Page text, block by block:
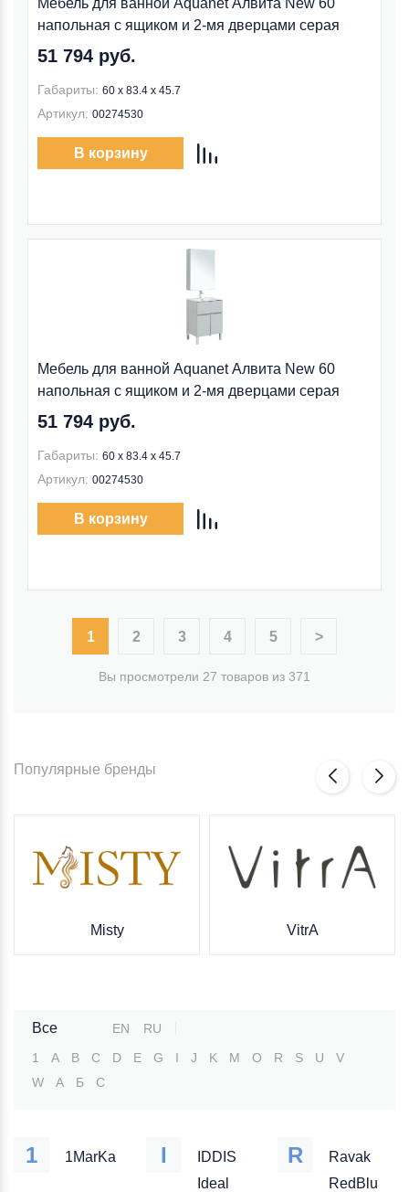
Мебель для ванной Aquanet Алвита New 60
напольная с ящиком и 2-мя дверцами серая
51 794 руб.
Габариты: 60 х 83.4 х 45.7
Артикул: 00274530
В корзину
Мебель для ванной Aquanet Алвита New 60
напольная с ящиком и 2-мя дверцами серая
51 794 руб.
Габариты: 60 х 83.4 х 45.7
Артикул: 00274530
В корзину
1 2 3 4 5 >
Вы просмотрели 27 товаров из 371
Популярные бренды
Misty VitrA
Все EN
RU
1
A B C D E G I J K M O R S U
V
W
А Б С
1 1MarKa I
IDDIS
Ideal
R
Ravak
RedBlu